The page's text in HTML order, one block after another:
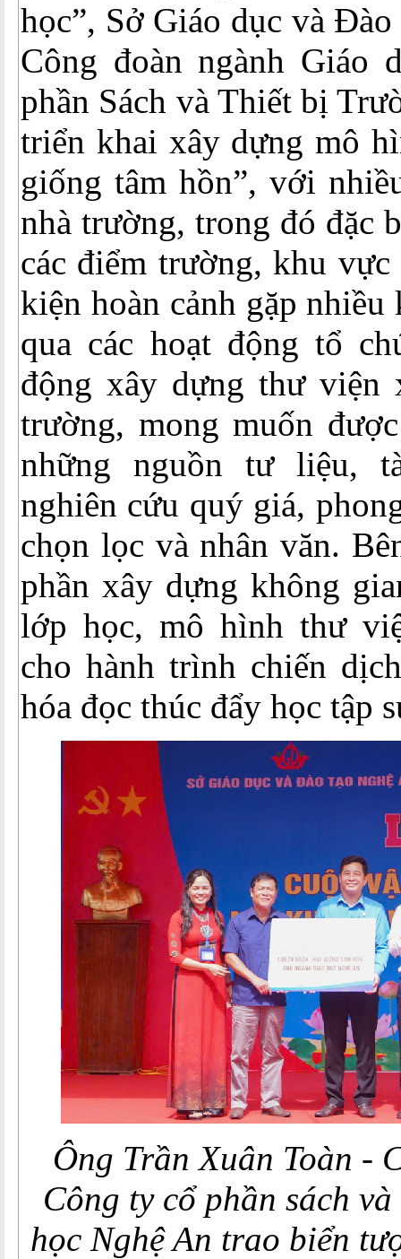
học”, Sở Giáo dục và
Công đoàn ngành Giáo
phần Sách và Thiết bị
triển khai xây dựng mô
giống tâm hồn”, với
nhà trường, trong đó đặc
các điểm trường, khu
kiện hoàn cảnh gặp
qua các hoạt động tổ
động xây dựng thư viện
trường, mong muốn
những nguồn tư liệu,
nghiên cứu quý giá,
chọn lọc và nhân văn.
phần xây dựng không
lớp học, mô hình thư
cho hành trình chiến
hóa đọc thúc đẩy học tập
Ông Trần Xuân Toàn -
Công ty cổ phần sách
học Nghệ An trao biển